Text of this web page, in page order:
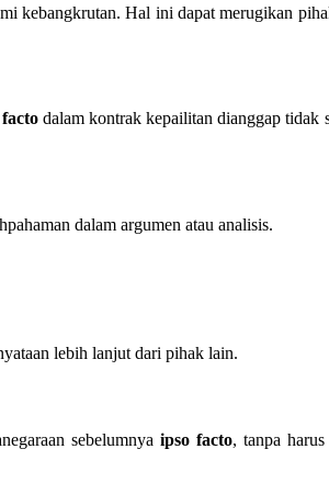
kebangkrutan. Hal ini dapat merugikan
dalam kontrak kepailitan dianggap tidak
dalam argumen atau analisis.
lebih lanjut dari pihak lain.
sebelumnya ipso facto, tanpa